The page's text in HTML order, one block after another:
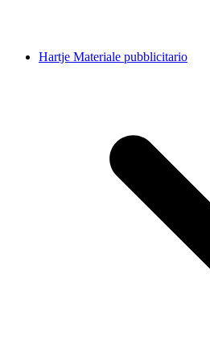
Hartje Materiale pubblicitario